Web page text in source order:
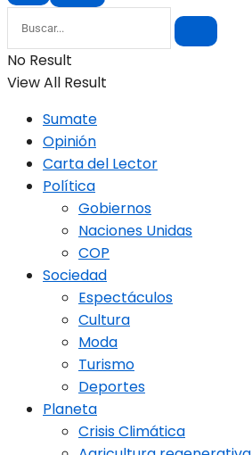
No Result
View All Result
Sumate
Opinión
Carta del Lector
Política
Gobiernos
Naciones Unidas
COP
Sociedad
Espectáculos
Cultura
Moda
Turismo
Deportes
Planeta
Crisis Climática